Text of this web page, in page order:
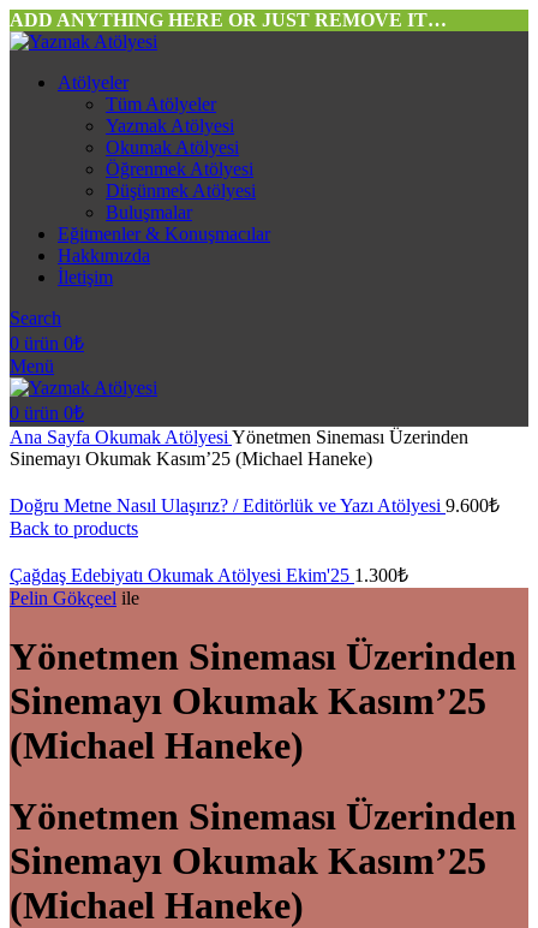
ADD ANYTHING HERE OR JUST REMOVE IT…
Atölyeler
Tüm Atölyeler
Yazmak Atölyesi
Okumak Atölyesi
Öğrenmek Atölyesi
Düşünmek Atölyesi
Buluşmalar
Eğitmenler & Konuşmacılar
Hakkımızda
İletişim
Search
0 ürün 0₺
Menü
0 ürün 0₺
Ana Sayfa Okumak Atölyesi Yönetmen Sineması Üzerinden
Sinemayı Okumak Kasım’25 (Michael Haneke)
Doğru Metne Nasıl Ulaşırız? / Editörlük ve Yazı Atölyesi 9.600₺
Back to products
Çağdaş Edebiyatı Okumak Atölyesi Ekim'25 1.300₺
Pelin Gökçeel ile
Yönetmen Sineması Üzerinden
Sinemayı Okumak Kasım’25
(Michael Haneke)
Yönetmen Sineması Üzerinden
Sinemayı Okumak Kasım’25
(Michael Haneke)